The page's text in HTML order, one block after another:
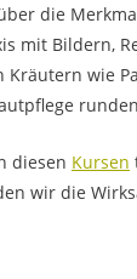
die
mit Bildern,
wie
diesen Kursen
wir die